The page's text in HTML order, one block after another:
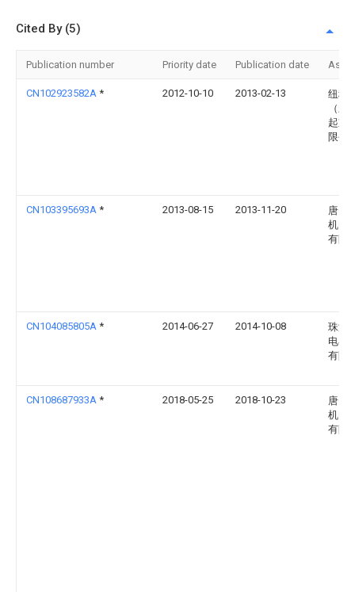
Cited By (5)
Publication number Priority date Publication date
CN102923582A * 2012-10-10 2013-02-13
纽科
（新
起重
限公
CN103395693A * 2013-08-15 2013-11-20
唐山
机电
有限
CN104085805A * 2014-06-27 2014-10-08
珠海
电器
有限
CN108687933A * 2018-05-25 2018-10-23
唐山
机电
有限